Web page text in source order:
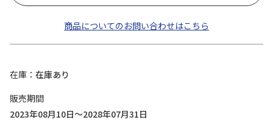
商品についてのお問い合わせはこちら
在庫
在庫あり
販売期間
2023年08月10日～2028年07月31日